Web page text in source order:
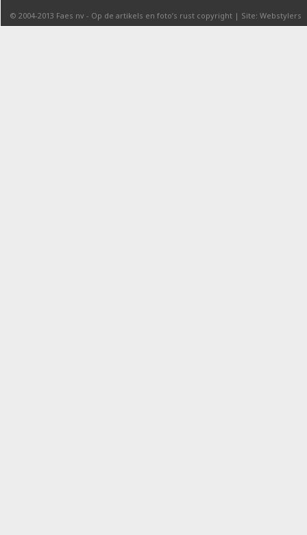
© 2004-2013 Faes nv - Op de artikels en foto’s rust copyright | Site: Webstylers